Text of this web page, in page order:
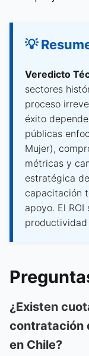
💡
Veredicto
sectores
proceso
éxito
públicas
Mujer),
métricas y
estratégica
capacitación
apoyo. El
¿Existen
contratación
en Chile?